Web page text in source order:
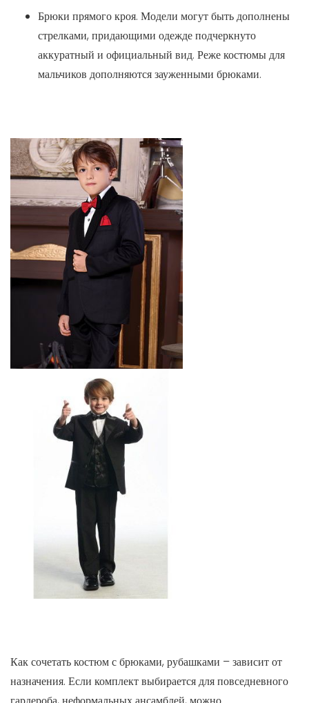
Брюки прямого кроя. Модели могут быть дополнены
стрелками, придающими одежде подчеркнуто
аккуратный и официальный вид. Реже костюмы для
мальчиков дополняются зауженными брюками.
Как сочетать костюм с брюками, рубашками – зависит от
назначения. Если комплект выбирается для повседневного